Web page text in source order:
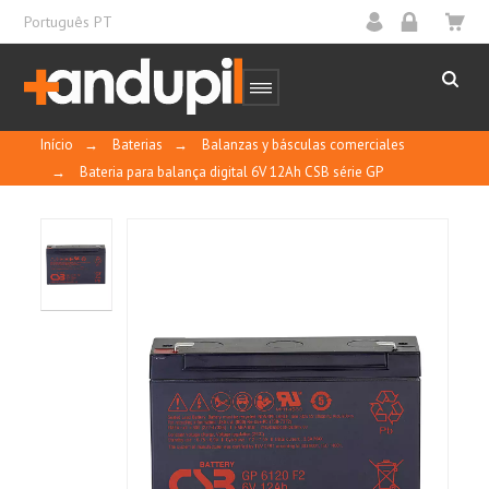
Português PT
Início → Baterias →
Balanzas y básculas comerciales
→
Bateria para balança digital 6V 12Ah CSB série GP
As baterias da série GP são um produto de
alta tecnologia projetado para aplicação de
energia.
Quando usadas em um ambiente seguro, não
precisam de manutenção e não é necessário
adicionar água; podem ser recicladas
Control y calidad
Basado en 1 reseñas
Ordenar porfecha descendente